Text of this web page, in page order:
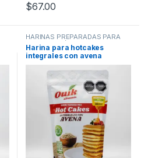
$67.00
HARINAS PREPARADAS PARA
HOTCAKES (CONTIENEN
GLUTEN)
Harina para hotcakes
integrales con avena